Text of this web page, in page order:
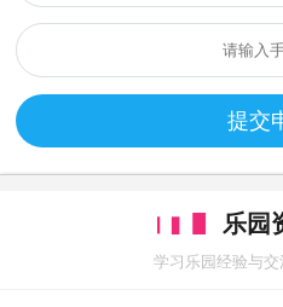
提交
乐园
学习乐园经验与